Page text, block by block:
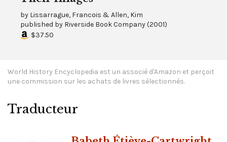
by Lissarrague, Francois & Allen, Kim
published by Riverside Book Company(2001)
$37.50
World History Encyclopedia est un associé d'Amazon et perçoit
une commission sur les achats de livres sélectionnés.
Traducteur